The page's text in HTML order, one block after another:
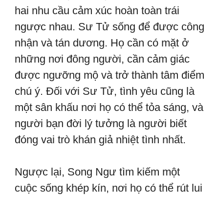
hai nhu cầu cảm xúc hoàn toàn trái
ngược nhau. Sư Tử sống để được công
nhận và tán dương. Họ cần có mặt ở
những nơi đông người, cần cảm giác
được ngưỡng mộ và trở thành tâm điểm
chú ý. Đối với Sư Tử, tình yêu cũng là
một sân khấu nơi họ có thể tỏa sáng, và
người bạn đời lý tưởng là người biết
đóng vai trò khán giả nhiệt tình nhất.
Ngược lại, Song Ngư tìm kiếm một
cuộc sống khép kín, nơi họ có thể rút lui